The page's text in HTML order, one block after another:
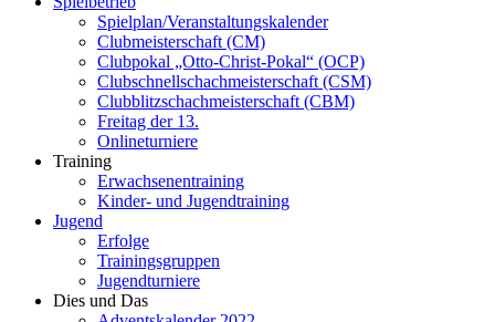
Spielplan/Veranstaltungskalender
Clubmeisterschaft (CM)
Clubpokal „Otto-Christ-Pokal“ (OCP)
Clubschnellschachmeisterschaft (CSM)
Clubblitzschachmeisterschaft (CBM)
Freitag der 13.
Onlineturniere
Training
Erwachsenentraining
Kinder- und Jugendtraining
Jugend
Erfolge
Trainingsgruppen
Jugendturniere
Dies und Das